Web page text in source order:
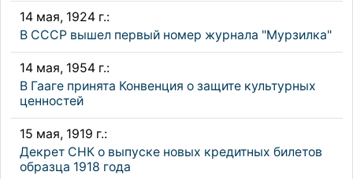
14 мая, 1924 г.:
В СССР вышел первый номер журнала "Мурзилка"
14 мая, 1954 г.:
В Гааге принята Конвенция о защите культурных
ценностей
15 мая, 1919 г.:
Декрет СНК о выпуске новых кредитных билетов
образца 1918 года